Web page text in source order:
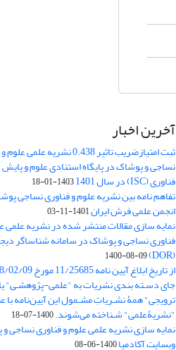
آخرین اخبار
ثبت امتیازضریب تاثیر 0.438 نشریه
نساجی و پوشاک در پایگاه استنادی علوم و
فناوری (ISC) در سال 1401 1403-01-18
تفاهم نامه بین نشریه علوم و فناوری نساجی
انجمن علمی فرش ایران1401-11-03
نمایه سازی مقالات منتشر شده در نشریه علمی
فناوری نساجی و پوشاک در سامانه شناساگر
(DOR)
1400-08-09
جای دسـته بندی نشریات به "علمی-پژوهشـی"
ترویجی" همۀ نشـریاتِ مشـمول این آیین‌نامه با
"نشریۀعلمی" شـناخته می‌شوند.1400-07-18
نمایه سازی نشریه علمی علوم و فناوری نساجی
وبسایت آکادمیا1400-06-08